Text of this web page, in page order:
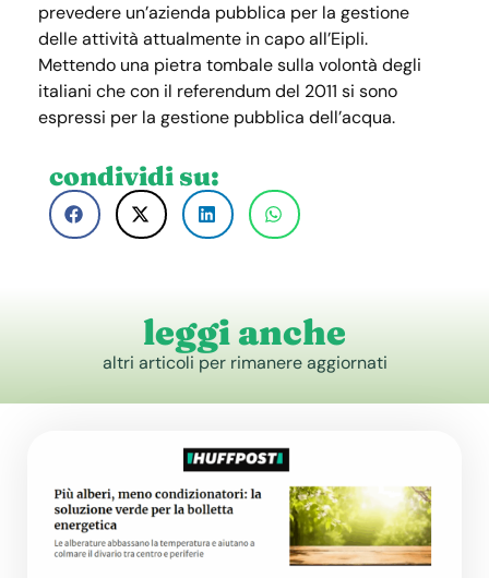
condividi su:
prevedere un’azienda pubblica per la gestione
delle attività attualmente in capo all’Eipli.
Mettendo una pietra tombale sulla volontà degli
italiani che con il referendum del 2011 si sono
espressi per la gestione pubblica dell’acqua.
leggi anche
altri articoli per rimanere aggiornati